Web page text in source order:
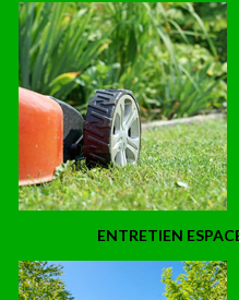
ENTRETIEN